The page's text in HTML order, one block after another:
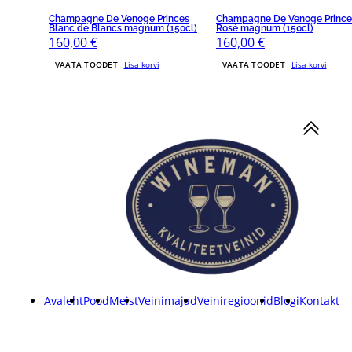
Champagne De Venoge Princes
Blanc de Blancs magnum (150cl)
160,00€
VAATA TOODET Lisa korvi
Champagne De Venoge
Rosé magnum (150cl)
160,00€
VAATA TOODET Lisa korvi
AvalehtPoodMeistVeinimajadVeiniregioonidBlogiKontakt